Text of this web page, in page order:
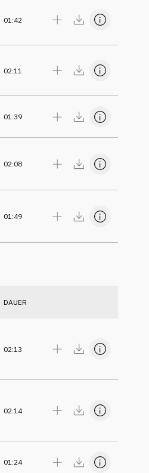
01:42
02:11
01:39
02:08
01:49
DAUER
02:13
02:14
01:24